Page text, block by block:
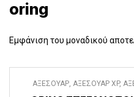
oring
Εμφάνιση του μοναδικού
ΑΞΕΣΟΥΑΡ, ΑΞΕΣΟΥΑΡ XP,